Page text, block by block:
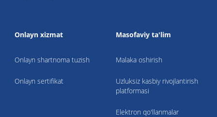
Onlayn xizmat
Onlayn shartnoma tuzish
Onlayn sertifikat
Masofaviy ta'lim
Malaka oshirish
Uzluksiz kasbiy rivojlantirish
platformasi
Elektron qo'llanmalar